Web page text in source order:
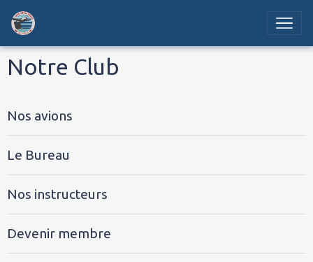
Notre Club
Nos avions
Le Bureau
Nos instructeurs
Devenir membre